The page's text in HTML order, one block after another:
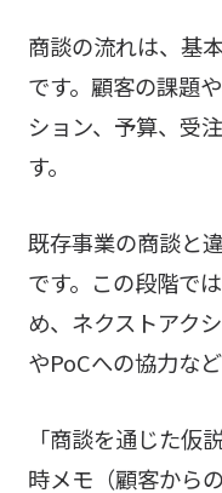
商談の流れは、基
です。顧客の課題
ション、予算、受
す。
既存事業の商談と
です。この段階で
め、ネクストアク
やPoCへの協力な
「商談を通じた仮
時メモ（顧客から